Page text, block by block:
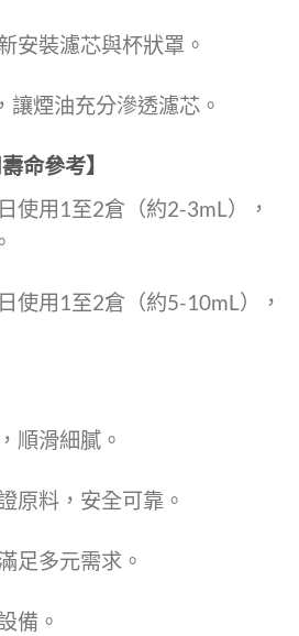
安裝濾芯與杯狀罩。
讓煙油充分滲透濾芯。
命參考】
使用1至2倉（約2-3mL），
使用1至2倉（約5-10mL），
順滑細膩。
原料，安全可靠。
足多元需求。
備。